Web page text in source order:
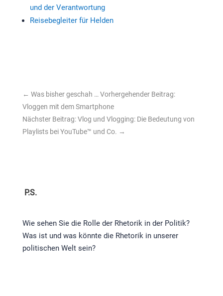
und der Verantwortung
Reisebegleiter für Helden
← Was bisher geschah … Vorhergehender Beitrag:
Vloggen mit dem Smartphone
Nächster Beitrag: Vlog und Vlogging: Die Bedeutung von
Playlists bei YouTube™ und Co. →
P.S.
Wie sehen Sie die Rolle der Rhetorik in der Politik?
Was ist und was könnte die Rhetorik in unserer
politischen Welt sein?